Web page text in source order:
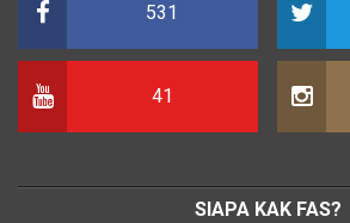
531
41
SIAPA KAK FAS?